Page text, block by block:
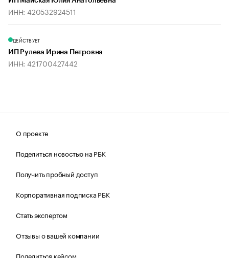
ИНН: 420532924511
ДЕЙСТВУЕТ
ИП Рулева Ирина Петровна
ИНН: 421700427442
О проекте
Поделиться новостью на РБК
Получить пробный доступ
Корпоративная подписка РБК
Стать экспертом
Отзывы о вашей компании
Поделиться кейсом